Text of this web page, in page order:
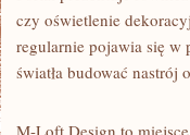
czy oświetlenie
regularnie pojawia się w
światła budować nastrój
M-Loft Design to